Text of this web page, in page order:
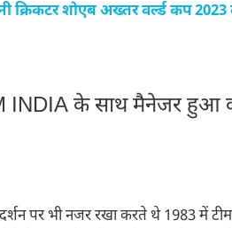
क्रिकटर शोएब अख्तर वर्ल्ड कप
INDIA के साथ मैनेजर हुआ
पर भी नजर रखा करते थे 1983 में